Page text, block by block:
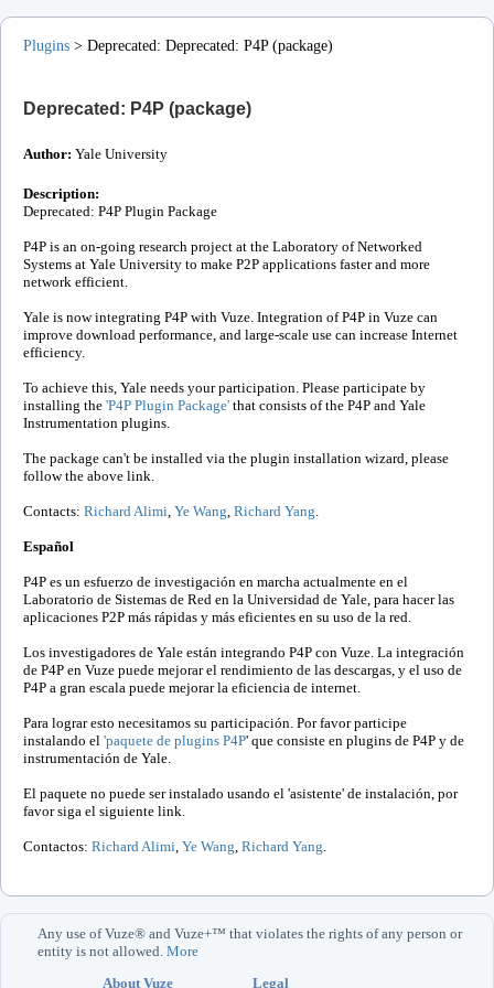
Plugins> Deprecated: Deprecated: P4P (package)
Deprecated: P4P (package)
Author: Yale University
Description:
Deprecated: P4P Plugin Package
P4P is an on-going research project at the Laboratory of Networked
Systems at Yale University to make P2P applications faster and more
network efficient.
Yale is now integrating P4P with Vuze. Integration of P4P in Vuze can
improve download performance, and large-scale use can increase Internet
efficiency.
To achieve this, Yale needs your participation. Please participate by
installing the 'P4P Plugin Package'that consists of the P4P and Yale
Instrumentation plugins.
The package can't be installed via the plugin installation wizard, please
follow the above link.
Contacts: Richard Alimi Ye Wang Richard Yang
Español
P4P es un esfuerzo de investigación en marcha actualmente en el
Laboratorio de Sistemas de Red en la Universidad de Yale, para hacer las
aplicaciones P2P más rápidas y más eficientes en su uso de la red.
Los investigadores de Yale están integrando P4P con Vuze. La integración
de P4P en Vuze puede mejorar el rendimiento de las descargas, y el uso de
P4P a gran escala puede mejorar la eficiencia de internet.
Para lograr esto necesitamos su participación. Por favor participe
instalando el 'paquete de plugins P4P' que consiste en plugins de P4P y de
instrumentación de Yale.
El paquete no puede ser instalado usando el 'asistente' de instalación, por
favor siga el siguiente link.
Contactos: Richard Alimi Ye Wang Richard Yang
Any use of Vuze® and Vuze+™ that violates the rights of any person or
entity is not allowed. More
About Vuze
Legal